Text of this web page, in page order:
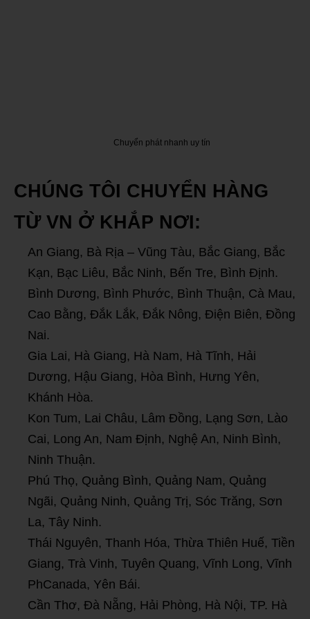
Chuyển phát nhanh uy tín
CHÚNG TÔI CHUYỂN HÀNG
TỪ VN Ở KHẮP NƠI:
An Giang, Bà Rịa – Vũng Tàu, Bắc Giang, Bắc
Kạn, Bạc Liêu, Bắc Ninh, Bến Tre, Bình Định.
Bình Dương, Bình Phước, Bình Thuận, Cà Mau,
Cao Bằng, Đắk Lắk, Đắk Nông, Điện Biên, Đồng
Nai.
Gia Lai, Hà Giang, Hà Nam, Hà Tĩnh, Hải
Dương, Hậu Giang, Hòa Bình, Hưng Yên,
Khánh Hòa.
Kon Tum, Lai Châu, Lâm Đồng, Lạng Sơn, Lào
Cai, Long An, Nam Định, Nghệ An, Ninh Bình,
Ninh Thuận.
Phú Thọ, Quảng Bình, Quảng Nam, Quảng
Ngãi, Quảng Ninh, Quảng Trị, Sóc Trăng, Sơn
La, Tây Ninh.
Thái Nguyên, Thanh Hóa, Thừa Thiên Huế, Tiền
Giang, Trà Vinh, Tuyên Quang, Vĩnh Long, Vĩnh
PhCanada, Yên Bái.
Cần Thơ, Đà Nẵng, Hải Phòng, Hà Nội, TP. Hà